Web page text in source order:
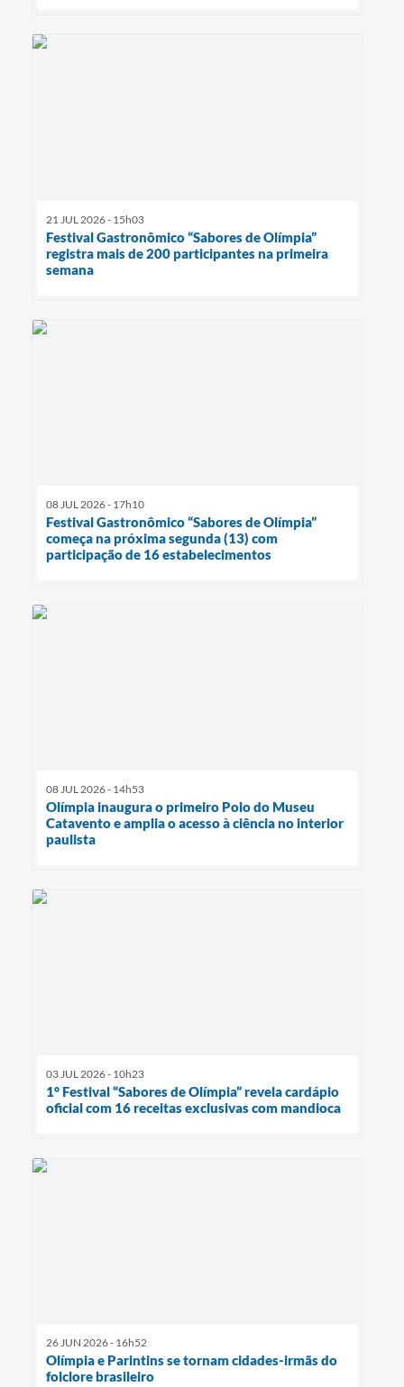
21 JUL 2026 - 15h03
Festival Gastronômico “Sabores de Olímpia”
registra mais de 200 participantes na primeira
semana
08 JUL 2026 - 17h10
Festival Gastronômico “Sabores de Olímpia”
começa na próxima segunda (13) com
participação de 16 estabelecimentos
08 JUL 2026 - 14h53
Olímpia inaugura o primeiro Polo do Museu
Catavento e amplia o acesso à ciência no interior
paulista
03 JUL 2026 - 10h23
1° Festival “Sabores de Olímpia” revela cardápio
oficial com 16 receitas exclusivas com mandioca
26 JUN 2026 - 16h52
Olímpia e Parintins se tornam cidades-irmãs do
folclore brasileiro